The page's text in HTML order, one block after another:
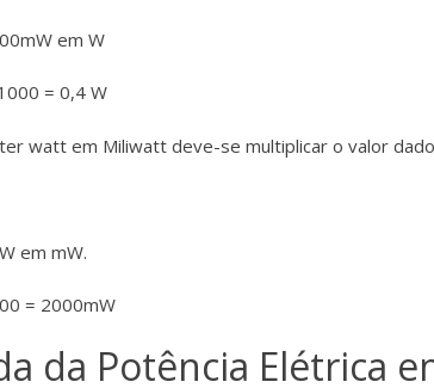
em W
= 0,4 W
watt em Miliwatt deve-se multiplicar o valor
em mW.
= 2000mW
da Potência Elétrica